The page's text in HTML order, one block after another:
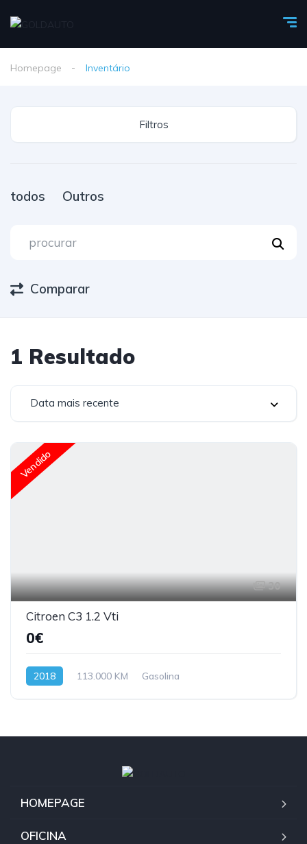
Homepage Inventário
Filtros
todos Outros
Comparar
1 Resultado
Data mais recente
Vendido
30
Citroen C3 1.2 Vti
0€
2018 113.000 KM Gasolina
HOMEPAGE
OFICINA